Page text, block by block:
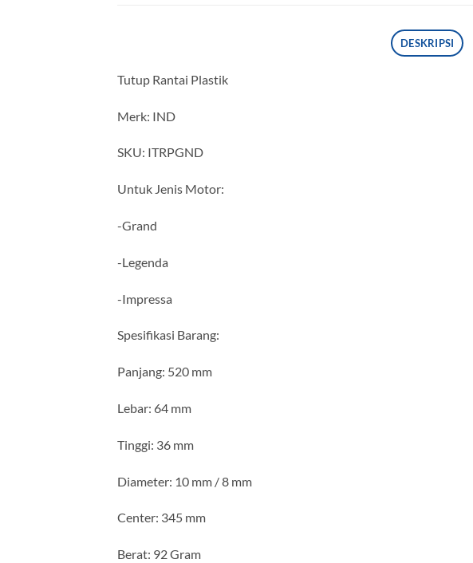
DESKRIPSI
Tutup Rantai Plastik
Merk: IND
SKU: ITRPGND
Untuk Jenis Motor:
-Grand
-Legenda
-Impressa
Spesifikasi Barang:
Panjang: 520 mm
Lebar: 64 mm
Tinggi: 36 mm
Diameter: 10 mm / 8 mm
Center: 345 mm
Berat: 92 Gram